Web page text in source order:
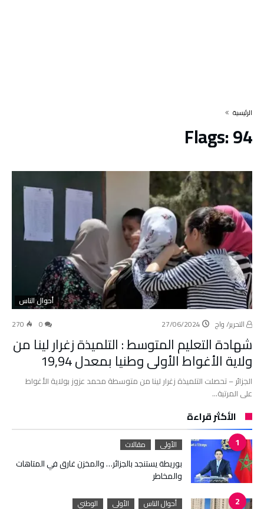
‫الرئيسية‬
Flags:94
أحوال الناس
التحرير/ واج
27/06/2024
270
شهادة التعليم المتوسط : التلميذة زغرار لينا من
ولاية الأغواط الأولى وطنيا بمعدل 19,94
الجزائر – تحصلت التلميذة زغرار لينا من متوسطة محمد عزوز بولاية الأغواط
على المرتبة…
الأكثر قراءة
الأولى مقالات
بوريطة يستنجد بالجزائر… والمخزن غارق في المتاهات
والمخاطر
أحوال الناس الأولى الوطني